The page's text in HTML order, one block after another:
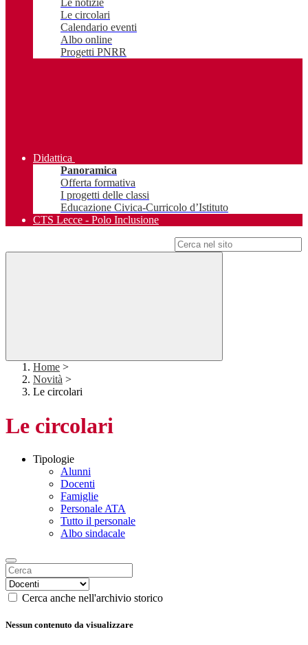
Le notizie
Le circolari
Calendario eventi
Albo online
Progetti PNRR
Didattica
Panoramica
Offerta formativa
I progetti delle classi
Educazione Civica-Curricolo d’Istituto
CTS Lecce - Polo Inclusione
Home >
Novità >
Le circolari
Le circolari
Tipologie
Alunni
Docenti
Famiglie
Personale ATA
Tutto il personale
Albo sindacale
Cerca anche nell'archivio storico
Nessun contenuto da visualizzare